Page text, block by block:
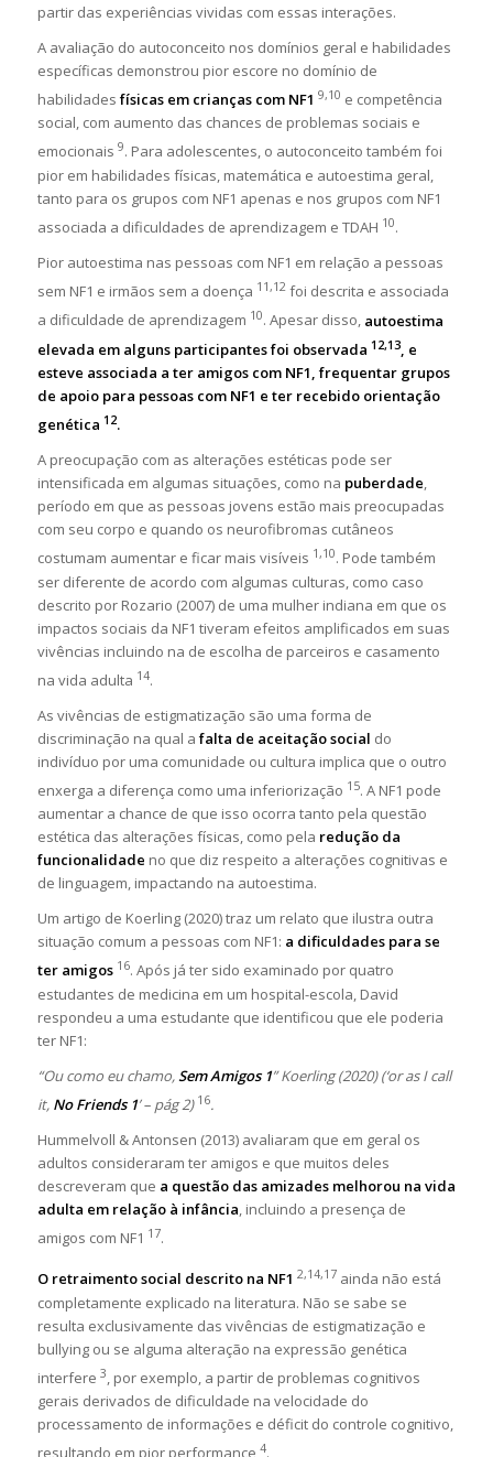
partir das experiências vividas com essas interações.
A avaliação do autoconceito nos domínios geral e habilidades
específicas demonstrou pior escore no domínio de
habilidades físicas em crianças com NF1 9,10 e competência
social, com aumento das chances de problemas sociais e
emocionais 9. Para adolescentes, o autoconceito também foi
pior em habilidades físicas, matemática e autoestima geral,
tanto para os grupos com NF1 apenas e nos grupos com NF1
associada a dificuldades de aprendizagem e TDAH 10.
Pior autoestima nas pessoas com NF1 em relação a pessoas
sem NF1 e irmãos sem a doença 11,12foi descrita e associada
a dificuldade de aprendizagem 10. Apesar disso, autoestima
elevada em alguns participantes foi observada 12,13, e
esteve associada a ter amigos com NF1, frequentar grupos
de apoio para pessoas com NF1 e ter recebido orientação
genética 12.
A preocupação com as alterações estéticas pode ser
intensificada em algumas situações, como na puberdade,
período em que as pessoas jovens estão mais preocupadas
com seu corpo e quando os neurofibromas cutâneos
costumam aumentar e ficar mais visíveis 1,10. Pode também
ser diferente de acordo com algumas culturas, como caso
descrito por Rozario (2007) de uma mulher indiana em que os
impactos sociais da NF1 tiveram efeitos amplificados em suas
vivências incluindo na de escolha de parceiros e casamento
na vida adulta 14.
As vivências de estigmatização são uma forma de
discriminação na qual a falta de aceitação social do
indivíduo por uma comunidade ou cultura implica que o outro
enxerga a diferença como uma inferiorização 15. A NF1 pode
aumentar a chance de que isso ocorra tanto pela questão
estética das alterações físicas, como pela redução da
funcionalidade no que diz respeito a alterações cognitivas e
de linguagem, impactando na autoestima.
Um artigo de Koerling (2020) traz um relato que ilustra outra
situação comum a pessoas com NF1: a dificuldades para se
ter amigos 16. Após já ter sido examinado por quatro
estudantes de medicina em um hospital-escola, David
respondeu a uma estudante que identificou que ele poderia
ter NF1:
“Ou como eu chamo,Sem Amigos 1” Koerling (2020) (‘or as I call
it, No Friends 1’ – pág 2) 16.
Hummelvoll & Antonsen (2013) avaliaram que em geral os
adultos consideraram ter amigos e que muitos deles
descreveram que a questão das amizades melhorou na vida
adulta em relação à infância, incluindo a presença de
amigos com NF1 17.
O retraimento social descrito na NF1 2,14,17ainda não está
completamente explicado na literatura. Não se sabe se
resulta exclusivamente das vivências de estigmatização e
bullying ou se alguma alteração na expressão genética
interfere 3, por exemplo, a partir de problemas cognitivos
gerais derivados de dificuldade na velocidade do
processamento de informações e déficit do controle cognitivo,
4